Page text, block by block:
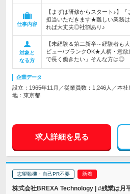
仕事内容
【まずは研修からスタート♪】
担当いただきます★難しい業務
れば大丈夫◎社割あり♪
対象と
なる方
【未経験＆第二新卒～経験者
ビュー/ブランクOK★人柄・意
で長く働きたい」そんな方は◎
企業データ
設立：1965年11月／従業員数：1,246人／本社
地：東京都
求人詳細を見る
志望動機・自己PR不要
株式会社BREXA Technology | #残業は月